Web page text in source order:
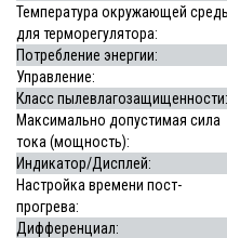
Температура окружающей
для терморегулятора:
Потребление энергии:
Управление:
Класс пылевлагозащищенности:
Максимально допустимая сила
тока (мощность):
Индикатор/Дисплей:
Настройка времени пост-
прогрева:
Дифференциал: